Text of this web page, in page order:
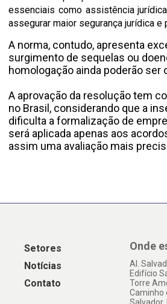
essenciais como assistência
assegurar maior segurança jurídica
A norma, contudo, apresenta
surgimento de sequelas ou
homologação ainda poderão
A aprovação da resolução tem
no Brasil, considerando que a
dificulta a formalização de
será aplicada apenas aos
assim uma avaliação mais
Setores
Notícias
Contato
Onde
Al.
Edifício
Torre
Caminho